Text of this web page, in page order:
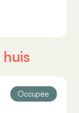
huis
Occupée